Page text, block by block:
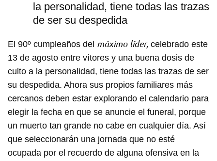
la personalidad, tiene todas las trazas
de ser su despedida
El 90º cumpleaños del máximo líder, celebrado este
13 de agosto entre vítores y una buena dosis de
culto a la personalidad, tiene todas las trazas de ser
su despedida. Ahora sus propios familiares más
cercanos deben estar explorando el calendario para
elegir la fecha en que se anuncie el funeral, porque
un muerto tan grande no cabe en cualquier día. Así
que seleccionarán una jornada que no esté
ocupada por el recuerdo de alguna ofensiva en la